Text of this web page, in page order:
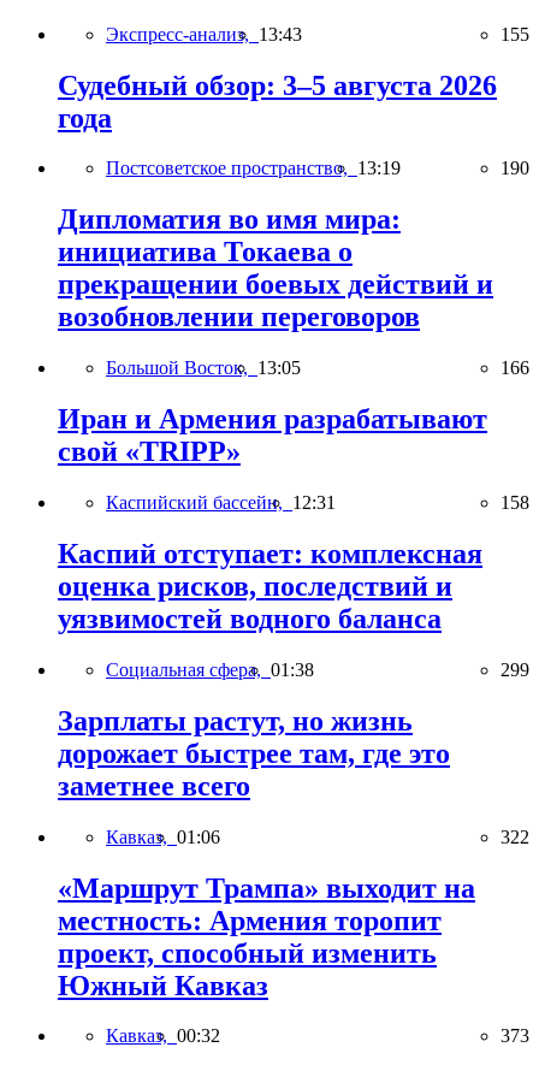
Экспресс-анализ, 13:43 155
Судебный обзор: 3–5 августа 2026
года
Постсоветское пространство, 13:19 190
Дипломатия во имя мира:
инициатива Токаева о
прекращении боевых действий и
возобновлении переговоров
Большой Восток, 13:05 166
Иран и Армения разрабатывают
свой «TRIPP»
Каспийский бассейн, 12:31 158
Каспий отступает: комплексная
оценка рисков, последствий и
уязвимостей водного баланса
Социальная сфера, 01:38 299
Зарплаты растут, но жизнь
дорожает быстрее там, где это
заметнее всего
Кавказ, 01:06 322
«Маршрут Трампа» выходит на
местность: Армения торопит
проект, способный изменить
Южный Кавказ
Кавказ, 00:32 373